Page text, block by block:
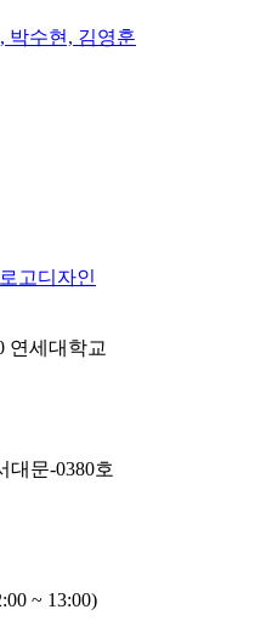
박수현, 김영훈
로고디자인
연세대학교
대문-0380호
~ 13:00)